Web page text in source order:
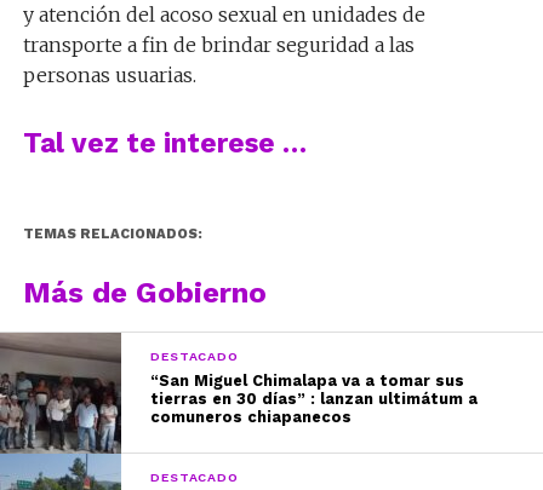
y atención del acoso sexual en unidades de
transporte a fin de brindar seguridad a las
personas usuarias.
Tal vez te interese …
TEMAS RELACIONADOS:
Más de Gobierno
DESTACADO
“San Miguel Chimalapa va a tomar sus
tierras en 30 días” : lanzan ultimátum a
comuneros chiapanecos
DESTACADO